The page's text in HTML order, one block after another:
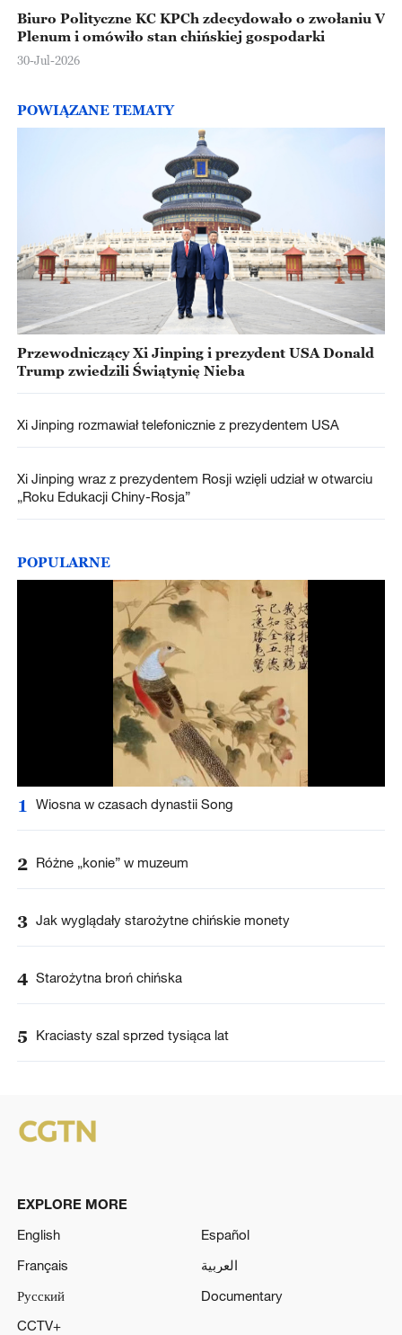
Biuro Polityczne KC KPCh zdecydowało o zwołaniu V
Plenum i omówiło stan chińskiej gospodarki
30-Jul-2026
POWIĄZANE TEMATY
Przewodniczący Xi Jinping i prezydent USA Donald
Trump zwiedzili Świątynię Nieba
Xi Jinping rozmawiał telefonicznie z prezydentem USA
Xi Jinping wraz z prezydentem Rosji wzięli udział w otwarciu
„Roku Edukacji Chiny-Rosja”
POPULARNE
1 Wiosna w czasach dynastii Song
2 Różne „konie” w muzeum
3 Jak wyglądały starożytne chińskie monety
4 Starożytna broń chińska
5 Kraciasty szal sprzed tysiąca lat
EXPLORE MORE
English
Español
Français
العربية
Русский
Documentary
CCTV+